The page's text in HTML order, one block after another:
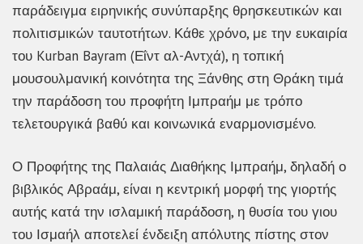
παράδειγμα ειρηνικής συνύπαρξης θρησκευτικών και
πολιτισμικών ταυτοτήτων. Κάθε χρόνο, με την ευκαιρία
του Kurban Bayram (Εΐντ αλ-Αντχά), η τοπική
μουσουλμανική κοινότητα της Ξάνθης στη Θράκη τιμά
την παράδοση του προφήτη Ιμπραήμ με τρόπο
τελετουργικά βαθύ και κοινωνικά εναρμονισμένο.
Ο Προφήτης της Παλαιάς Διαθήκης Ιμπραήμ, δηλαδή ο
βιβλικός Αβραάμ, είναι η κεντρική μορφή της γιορτής
αυτής κατά την ισλαμική παράδοση, η θυσία του γιου
του Ισμαήλ αποτελεί ένδειξη απόλυτης πίστης στον